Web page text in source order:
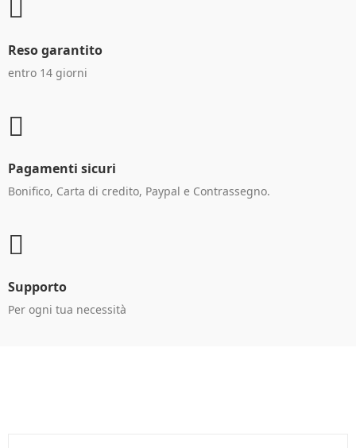
Reso garantito
entro 14 giorni
Pagamenti sicuri
Bonifico, Carta di credito, Paypal e Contrassegno.
Supporto
Per ogni tua necessità